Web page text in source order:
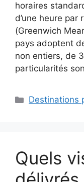
horaires
d’une heure par
(Greenwich
pays adoptent
non entiers, de
particularités
Catégories
Destinations
Quels